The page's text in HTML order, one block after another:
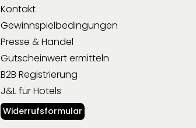
Kontakt
Gewinnspielbedingungen
Presse & Handel
Gutscheinwert ermitteln
B2B Registrierung
J&L für Hotels
Widerrufsformular